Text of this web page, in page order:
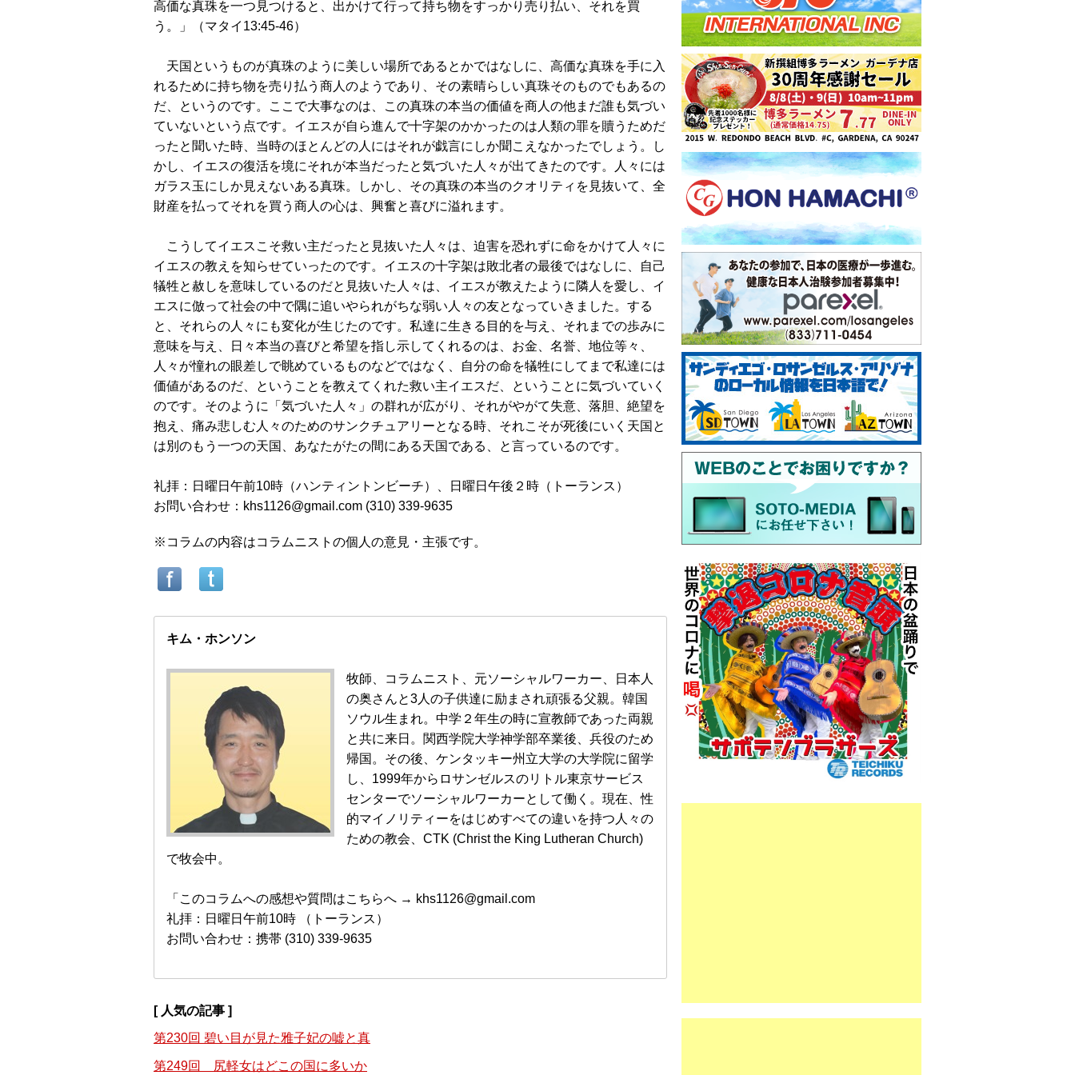
高価な真珠を一つ見つけると、出かけて行って持ち物をすっかり売り払い、それを買
う。」（マタイ13:45-46）
天国というものが真珠のように美しい場所であるとかではなしに、高価な真珠を手に入
れるために持ち物を売り払う商人のようであり、その素晴らしい真珠そのものでもあるの
だ、というのです。ここで大事なのは、この真珠の本当の価値を商人の他まだ誰も気づい
ていないという点です。イエスが自ら進んで十字架のかかったのは人類の罪を贖うためだ
ったと聞いた時、当時のほとんどの人にはそれが戯言にしか聞こえなかったでしょう。し
かし、イエスの復活を境にそれが本当だったと気づいた人々が出てきたのです。人々には
ガラス玉にしか見えないある真珠。しかし、その真珠の本当のクオリティを見抜いて、全
財産を払ってそれを買う商人の心は、興奮と喜びに溢れます。
こうしてイエスこそ救い主だったと見抜いた人々は、迫害を恐れずに命をかけて人々に
イエスの教えを知らせていったのです。イエスの十字架は敗北者の最後ではなしに、自己
犠牲と赦しを意味しているのだと見抜いた人々は、イエスが教えたように隣人を愛し、イ
エスに倣って社会の中で隅に追いやられがちな弱い人々の友となっていきました。する
と、それらの人々にも変化が生じたのです。私達に生きる目的を与え、それまでの歩みに
意味を与え、日々本当の喜びと希望を指し示してくれるのは、お金、名誉、地位等々、
人々が憧れの眼差しで眺めているものなどではなく、自分の命を犠牲にしてまで私達には
価値があるのだ、ということを教えてくれた救い主イエスだ、ということに気づいていく
のです。そのように「気づいた人々」の群れが広がり、それがやがて失意、落胆、絶望を
抱え、痛み悲しむ人々のためのサンクチュアリーとなる時、それこそが死後にいく天国と
は別のもう一つの天国、あなたがたの間にある天国である、と言っているのです。
礼拝：日曜日午前10時（ハンティントンビーチ）、日曜日午後２時（トーランス）
お問い合わせ：khs1126@gmail.com (310) 339-9635
※コラムの内容はコラムニストの個人の意見・主張です。
キム・ホンソン
牧師、コラムニスト、元ソーシャルワーカー、日本人
の奥さんと3人の子供達に励まされ頑張る父親。韓国
ソウル生まれ。中学２年生の時に宣教師であった両親
と共に来日。関西学院大学神学部卒業後、兵役のため
帰国。その後、ケンタッキー州立大学の大学院に留学
し、1999年からロサンゼルスのリトル東京サービス
センターでソーシャルワーカーとして働く。現在、性
的マイノリティーをはじめすべての違いを持つ人々の
ための教会、CTK (Christ the King Lutheran Church)
で牧会中。
「このコラムへの感想や質問はこちらへ → khs1126@gmail.com
礼拝：日曜日午前10時 （トーランス）
お問い合わせ：携帯 (310) 339-9635
[ 人気の記事 ]
第230回 碧い目が見た雅子妃の嘘と真
第249回 尻軽女はどこの国に多いか